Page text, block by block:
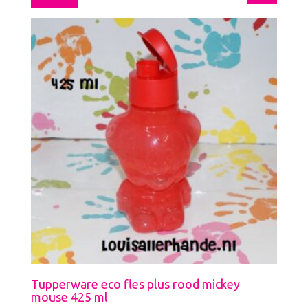
Tupperware eco fles plus rood mickey
mouse 425 ml